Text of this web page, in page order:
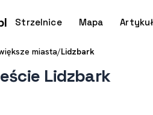
Strzelnice Mapa
miasta/Lidzbark
Lidzbark